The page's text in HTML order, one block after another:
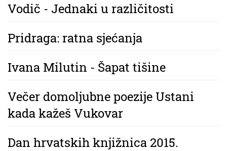
Vodič - Jednaki u različitosti
Pridraga: ratna sjećanja
Ivana Milutin - Šapat tišine
Večer domoljubne poezije Ustani
kada kažeš Vukovar
Dan hrvatskih knjižnica 2015.